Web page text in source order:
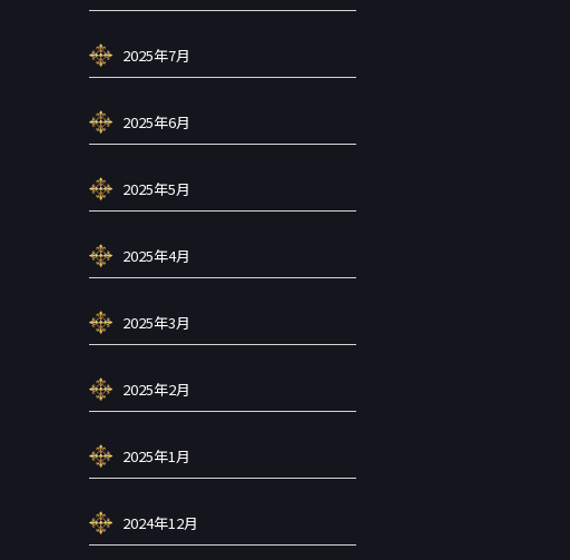
2025年7月
2025年6月
2025年5月
2025年4月
2025年3月
2025年2月
2025年1月
2024年12月